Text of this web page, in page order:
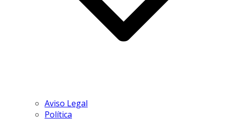
Aviso Legal
Política